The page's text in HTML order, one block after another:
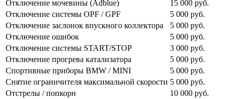
Отключение мочевины (Adblue)
15 000 руб.
Отключение системы OPF / GPF
5 000 руб.
Отключение заслонок впускного коллектора
5 000 руб.
Отключение ошибок
5 000 руб.
Отключение системы START/STOP
3 000 руб.
Отключение прогрева катализатора
5 000 руб.
Спортивные приборы BMW / MINI
5 000 руб.
Снятие ограничителя максимальной скорости 5 000 руб.
Отстрелы / попкорн
10 000 руб.